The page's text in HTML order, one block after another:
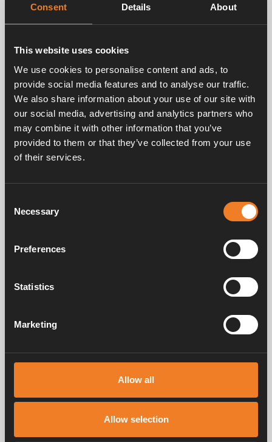
Consent Details About
This website uses cookies
We use cookies to personalise content and ads, to
provide social media features and to analyse our traffic.
We also share information about your use of our site with
our social media, advertising and analytics partners who
may combine it with other information that you’ve
provided to them or that they’ve collected from your use
of their services.
Selection
Necessary
Preferences
Statistics
Marketing
Allow all
Allow selection
Mina favoritsaker med Alde värmesystem
Jag får ofta frågan om vad det är som gör Alde-
systemet så speciellt och varför vi gillar det så mycket.
Det finns inget snabbt svar eftersom det finns många
anledningar.
Smarta energisparfunktioner i Alde
Manöverpanel
Det finns många smarta funktioner gömda bakom MENU-